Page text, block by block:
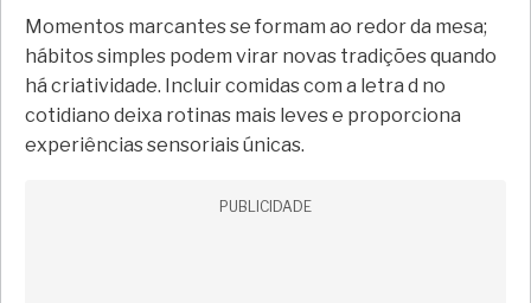
Momentos marcantes se formam ao redor da mesa;
hábitos simples podem virar novas tradições quando
há criatividade. Incluir comidas com a letra d no
cotidiano deixa rotinas mais leves e proporciona
experiências sensoriais únicas.
PUBLICIDADE